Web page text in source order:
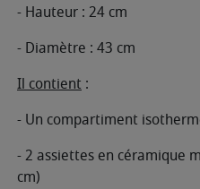
- Hauteur : 24 cm
- Diamètre : 43 cm
Il contient :
- Un compartiment
- 2 assiettes en céramique
cm)